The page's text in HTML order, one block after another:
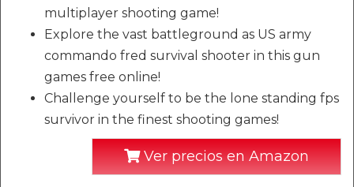
multiplayer shooting game!
Explore the vast battleground as US army
commando fred survival shooter in this gun
games free online!
Challenge yourself to be the lone standing fps
survivor in the finest shooting games!
Ver precios en Amazon